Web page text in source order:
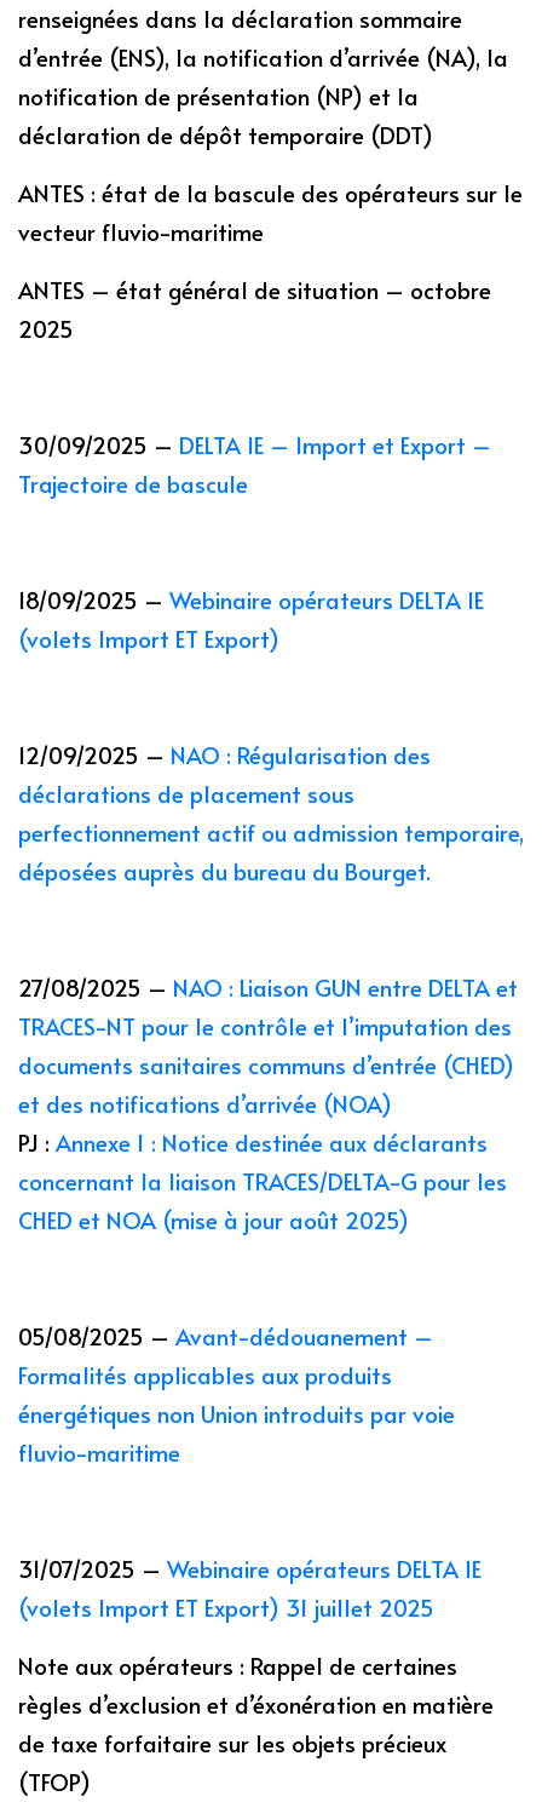
renseignées dans la déclaration sommaire
d’entrée (ENS), la notification d’arrivée (NA), la
notification de présentation (NP) et la
déclaration de dépôt temporaire (DDT)
ANTES : état de la bascule des opérateurs sur le
vecteur fluvio-maritime
ANTES – état général de situation – octobre
2025
30/09/2025 – DELTA IE – Import et Export –
Trajectoire de bascule
18/09/2025 – Webinaire opérateurs DELTA IE
(volets Import ET Export)
12/09/2025 – NAO : Régularisation des
déclarations de placement sous
perfectionnement actif ou admission temporaire,
déposées auprès du bureau du Bourget.
27/08/2025 – NAO : Liaison GUN entre DELTA et
TRACES-NT pour le contrôle et l’imputation des
documents sanitaires communs d’entrée (CHED)
et des notifications d’arrivée (NOA)
PJ : Annexe 1 : Notice destinée aux déclarants
concernant la liaison TRACES/DELTA-G pour les
CHED et NOA (mise à jour août 2025)
05/08/2025 – Avant-dédouanement –
Formalités applicables aux produits
énergétiques non Union introduits par voie
fluvio-maritime
31/07/2025 – Webinaire opérateurs DELTA IE
(volets Import ET Export) 31 juillet 2025
Note aux opérateurs : Rappel de certaines
règles d’exclusion et d’éxonération en matière
de taxe forfaitaire sur les objets précieux
(TFOP)